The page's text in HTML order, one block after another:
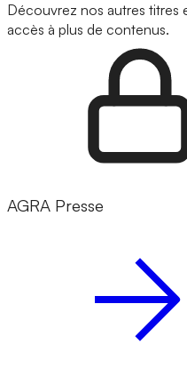
Découvrez nos autres
accès à plus de contenus.
AGRA Presse